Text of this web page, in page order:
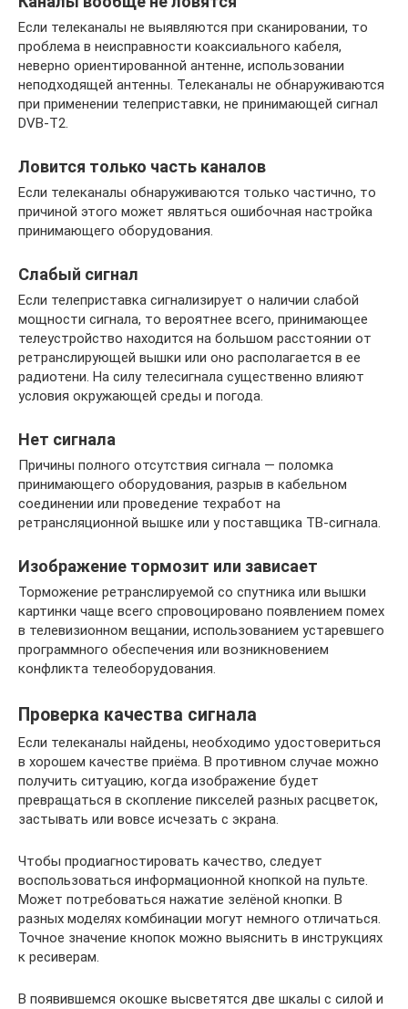
Если телеканалы не выявляются при сканировании, то
проблема в неисправности коаксиального кабеля,
неверно ориентированной антенне, использовании
неподходящей антенны. Телеканалы не обнаруживаются
при применении телеприставки, не принимающей сигнал
DVB-T2.
Ловится только часть каналов
Если телеканалы обнаруживаются только частично, то
причиной этого может являться ошибочная настройка
принимающего оборудования.
Слабый сигнал
Если телеприставка сигнализирует о наличии слабой
мощности сигнала, то вероятнее всего, принимающее
телеустройство находится на большом расстоянии от
ретранслирующей вышки или оно располагается в ее
радиотени. На силу телесигнала существенно влияют
условия окружающей среды и погода.
Нет сигнала
Причины полного отсутствия сигнала — поломка
принимающего оборудования, разрыв в кабельном
соединении или проведение техработ на
ретрансляционной вышке или у поставщика ТВ-сигнала.
Изображение тормозит или зависает
Торможение ретранслируемой со спутника или вышки
картинки чаще всего спровоцировано появлением помех
в телевизионном вещании, использованием устаревшего
программного обеспечения или возникновением
конфликта телеоборудования.
Проверка качества сигнала
Если телеканалы найдены, необходимо удостовериться
в хорошем качестве приёма. В противном случае можно
получить ситуацию, когда изображение будет
превращаться в скопление пикселей разных расцветок,
застывать или вовсе исчезать с экрана.
Чтобы продиагностировать качество, следует
воспользоваться информационной кнопкой на пульте.
Может потребоваться нажатие зелёной кнопки. В
разных моделях комбинации могут немного отличаться.
Точное значение кнопок можно выяснить в инструкциях
к ресиверам.
В появившемся окошке высветятся две шкалы с силой и